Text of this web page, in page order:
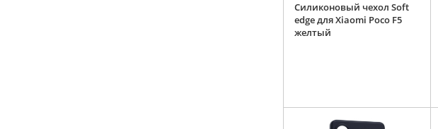
Силиконовый чехол Soft
edge для Xiaomi Poco F5
желтый